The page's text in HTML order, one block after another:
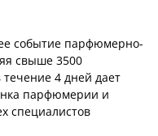
событие парфюмерно-
свыше 3500
течение 4 дней дает
парфюмерии и
специалистов